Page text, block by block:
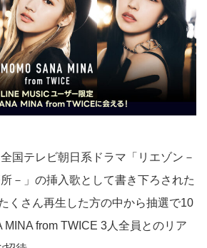
国テレビ朝日系ドラマ「リエゾン－
－」の挿入歌として書き下ろされた
くさん再生した方の中から抽選で10
MINA from TWICE 3人全員とのリア